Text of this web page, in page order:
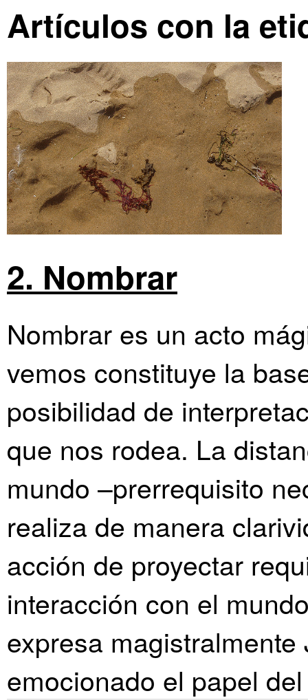
Artículos con la
2. Nombrar
Nombrar es un acto
vemos constituye la
posibilidad de
que nos rodea. La
mundo –prerrequisito
realiza de manera
acción de proyectar
interacción con el
expresa
emocionado el papel